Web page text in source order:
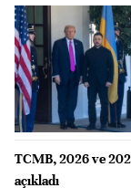
TCMB, 2026 ve
açıkladı